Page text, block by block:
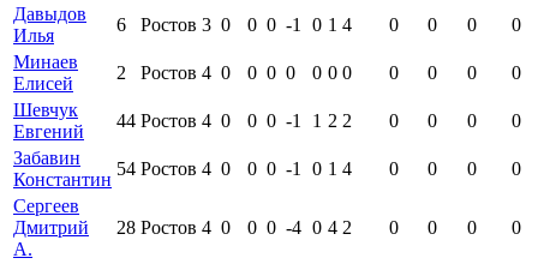
Давыдов
Илья
6 Ростов 3 0 0 0 -1 0 1 4 0 0 0
0
Минаев
Елисей
2 Ростов 4 0 0 0 0 0 0 0 0 0 0
0
Шевчук
Евгений
44 Ростов 4 0 0 0 -1 1 2 2 0 0 0
0
Забавин
Константин
54 Ростов 4 0 0 0 -1 0 1 4 0 0 0
0
Сергеев
Дмитрий
А.
28 Ростов 4 0 0 0 -4 0 4 2 0 0 0 0